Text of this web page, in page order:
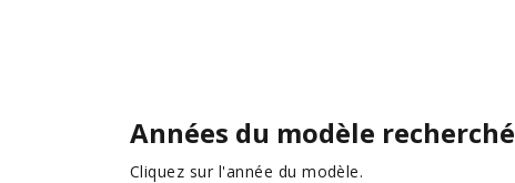
Années du modèle recherché
Cliquez sur l'année du modèle.